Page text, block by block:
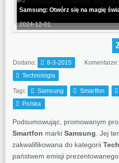
Samsung: Otwórz się na magię
2024-12-01
Dodano: 8-3-2015 Komentarze:
Technologia
Tagi: Samsung Smartfon
Polska
Podsumowując, promowanym
Smartfon marki Samsung . Jej
zakwalifikowana do kategorii
państwem emisji